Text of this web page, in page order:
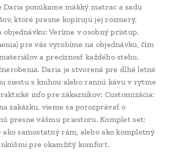
Daria ponúkame mäkký matrac a sadu
ktoré presne kopírujú jej rozmery.
objednávku: Veríme v osobný prístup.
pre vás vyrobíme na objednávku, čím
a precíznosť každého stehu.
Daria je stvorená pre dlhé letné
siestu s knihou alebo rannú kávu v rytme
info pre zákazníkov: Customizácia:
zakázku, vieme sa porozprávať o
presne vášmu priestoru. Komplet set:
ako samostatný rám, alebo ako kompletný
pre okamžitý komfort.